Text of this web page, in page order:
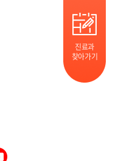
진료과
찾아가기